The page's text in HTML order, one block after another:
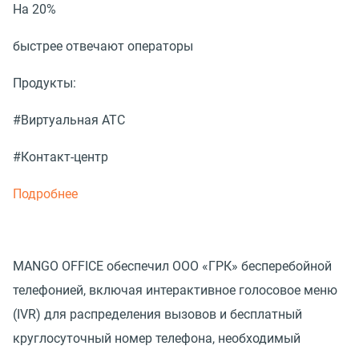
На 20%
быстрее отвечают операторы
Продукты:
#Виртуальная АТС
#Контакт-центр
Подробнее
MANGO OFFICE обеспечил ООО «ГРК» бесперебойной
телефонией, включая интерактивное голосовое меню
(IVR) для распределения вызовов и бесплатный
круглосуточный номер телефона, необходимый